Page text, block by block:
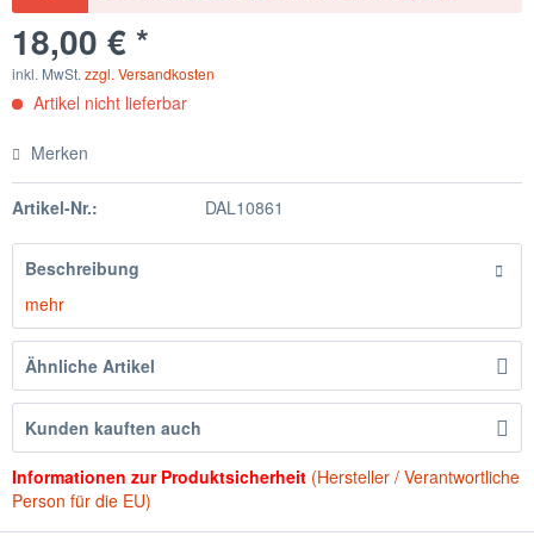
18,00 € *
inkl. MwSt. zzgl. Versandkosten
Artikel nicht lieferbar
Merken
Artikel-Nr.: DAL10861
Beschreibung
mehr
Ähnliche Artikel
Kunden kauften auch
Informationen zur Produktsicherheit (Hersteller / Verantwortliche
Person für die EU)